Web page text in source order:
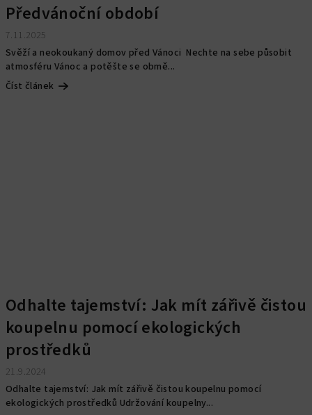
Předvánoční období
7.11.2025
Svěží a neokoukaný domov před Vánoci Nechte na sebe působit
atmosféru Vánoc a potěšte se obmě...
Číst článek
Odhalte tajemství: Jak mít zářivě čistou
koupelnu pomocí ekologických
prostředků
21.9.2024
Odhalte tajemství: Jak mít zářivě čistou koupelnu pomocí
ekologických prostředků Udržování koupelny...